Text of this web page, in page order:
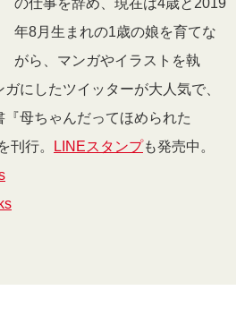
の仕事を辞め、現在は4歳と2019
年8月生まれの1歳の娘を育てな
がら、マンガやイラストを執
にしたツイッターが大人気で、
母ちゃんだってほめられた
刊行。
LINEスタンプも発売中。